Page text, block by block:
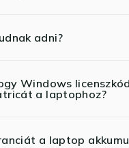
adni?
Windows
a laptophoz?
a laptop